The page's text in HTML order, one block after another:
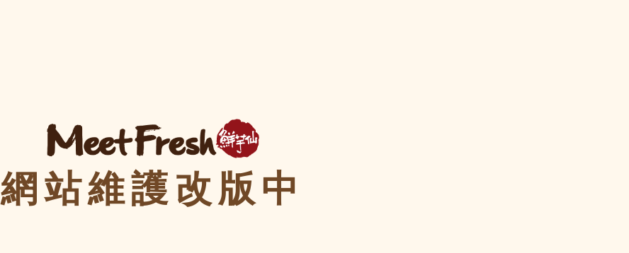
網站維護改版中